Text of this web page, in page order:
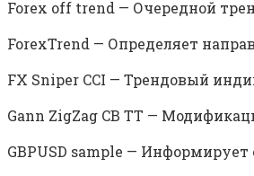
Forex off trend — Очередной
ForexTrend — Определяет
FX Sniper CCI — Трендовый
Gann ZigZag CB TT —
GBPUSD sample —